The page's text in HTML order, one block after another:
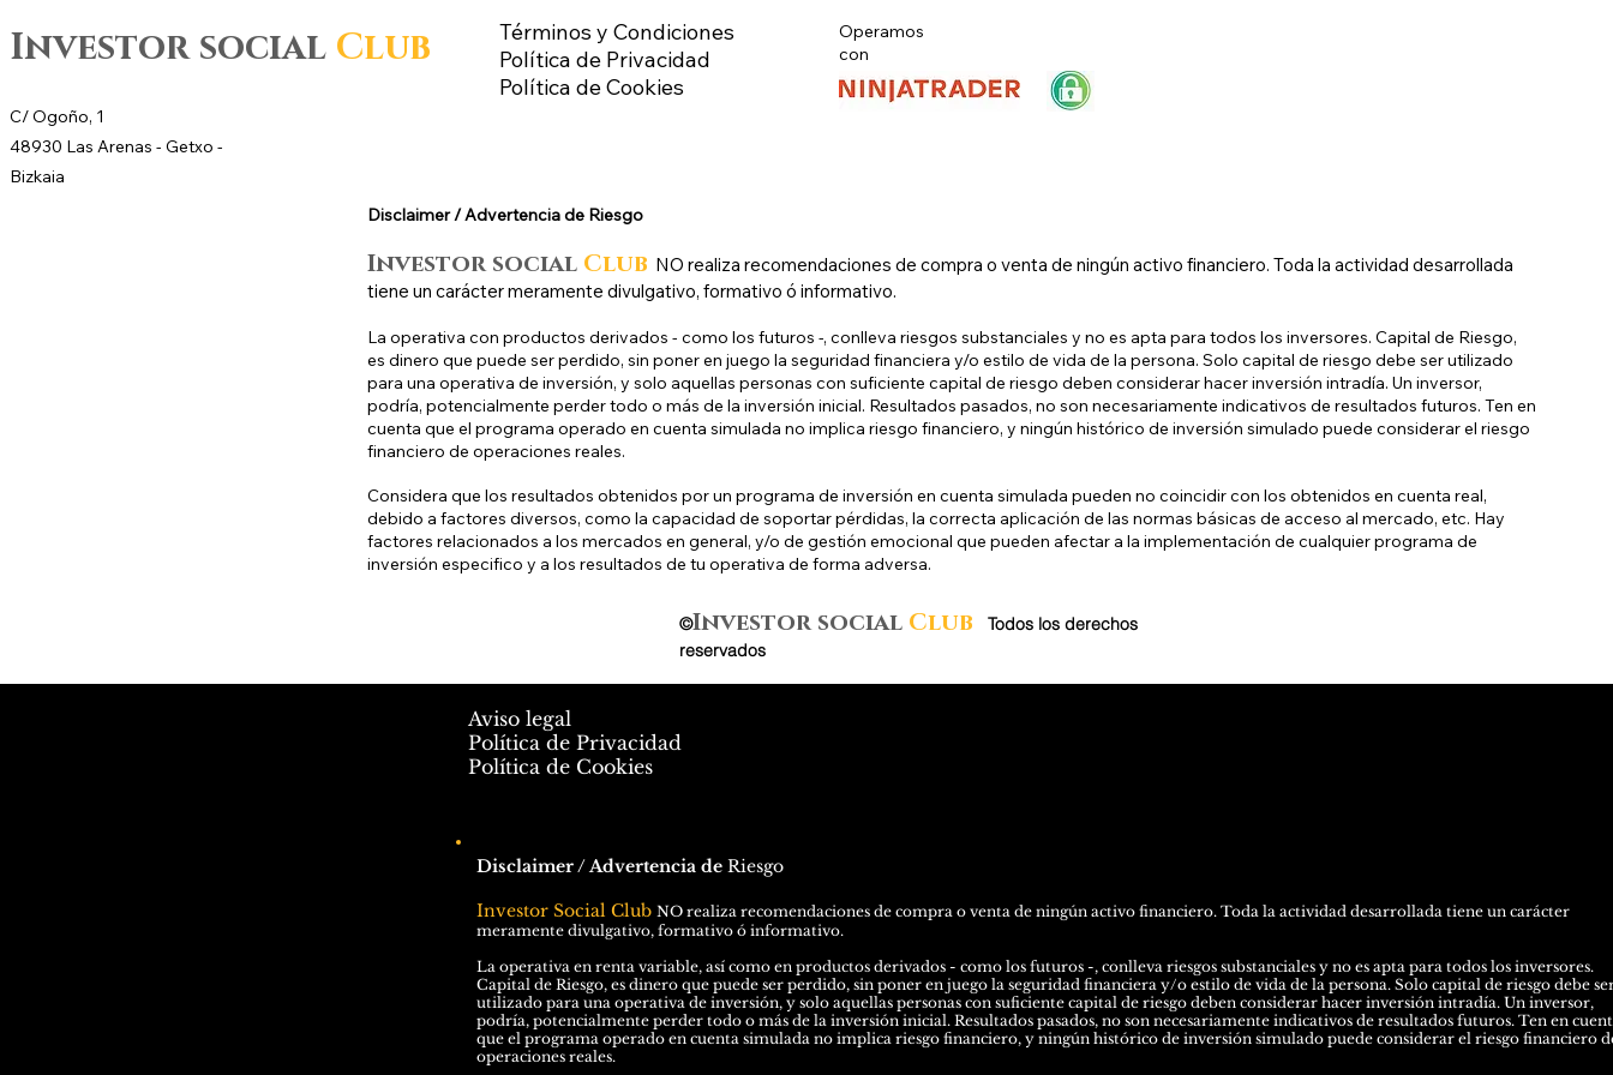
Investor social Club
C/ Ogoño, 1
48930 Las Arenas - Getxo -
Bizkaia
Términos y Condiciones
Política de Privacidad
Política de Cookies
Operamos
con
Disclaimer / Advertencia de Riesgo
Investor social Club NO realiza recomendaciones de compra o venta de ningún activo financiero. Toda la actividad desarrollada
tiene un carácter meramente divulgativo, formativo ó informativo.
La operativa con productos derivados - como los futuros -, conlleva riesgos substanciales y no es apta para todos los inversores. Capital de Riesgo,
es dinero que puede ser perdido, sin poner en juego la seguridad financiera y/o estilo de vida de la persona. Solo capital de riesgo debe ser utilizado
para una operativa de inversión, y solo aquellas personas con suficiente capital de riesgo deben considerar hacer inversión intradía. Un inversor,
podría, potencialmente perder todo o más de la inversión inicial. Resultados pasados, no son necesariamente indicativos de resultados futuros. Ten en
cuenta que el programa operado en cuenta simulada no implica riesgo financiero, y ningún histórico de inversión simulado puede considerar el riesgo
financiero de operaciones reales.
Considera que los resultados obtenidos por un programa de inversión en cuenta simulada pueden no coincidir con los obtenidos en cuenta real,
debido a factores diversos, como la capacidad de soportar pérdidas, la correcta aplicación de las normas básicas de acceso al mercado, etc. Hay
factores relacionados a los mercados en general, y/o de gestión emocional que pueden afectar a la implementación de cualquier programa de
inversión especifico y a los resultados de tu operativa de forma adversa.
©Investor social Club
Todos los derechos
reservados
Aviso legal
Política de Privacidad
Política de Cookies
Disclaimer / Advertencia de Riesgo
Investor Social Club NO realiza recomendaciones de compra o venta de ningún activo financiero. Toda la actividad desarrollada tiene un carácter
meramente divulgativo, formativo ó informativo.
La operativa en renta variable, así como en productos derivados - como los futuros -, conlleva riesgos substanciales y no es apta para todos los inversores.
Capital de Riesgo, es dinero que puede ser perdido, sin poner en juego la seguridad financiera y/o estilo de vida de la persona. Solo capital de riesgo debe
utilizado para una operativa de inversión, y solo aquellas personas con suficiente capital de riesgo deben considerar hacer inversión intradía. Un inversor,
podría, potencialmente perder todo o más de la inversión inicial. Resultados pasados, no son necesariamente indicativos de resultados futuros. Ten en
que el programa operado en cuenta simulada no implica riesgo financiero, y ningún histórico de inversión simulado puede considerar el riesgo financiero
operaciones reales.